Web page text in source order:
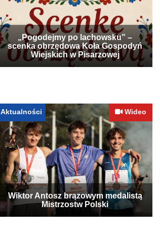
„Pogodejmy po lachowsku” –
scenka obrzędowa Koła Gospodyń
Wiejskich w Pisarzowej
Aktualności Wideo
Wiktor Antosz brązowym medalistą
Mistrzostw Polski